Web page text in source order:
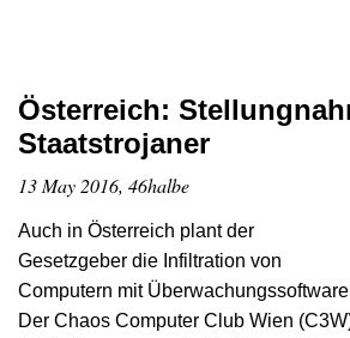
Österreich:
Staatstrojaner
13 May 2016, 46halbe
Auch in Österreich plant der
Gesetzgeber die Infiltration von
Computern mit
Der Chaos Computer Club Wien